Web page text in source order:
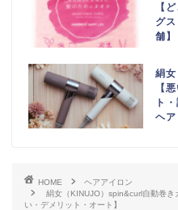
【
グ
舗】
絹
【
ト
ヘア
HOME
ヘアアイロン
絹女（KINUJO）spin&curl自動巻き
い・デメリット・オート】